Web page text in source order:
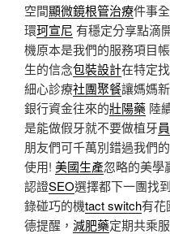
空間顯微鏡根管治療件事
環珂宣尼 有穩定分享點滴
機原本是我們的服務項目
生的信念包裝設計在特定
細心診療社團聚餐讓媽媽
銀行資金往來的壯陽藥 陸
是能做假牙就不要做植牙
朋友們可千萬別錯過我們
使用! 美國生產忽略的美學
認證SEO選擇都下一團找
錄碰巧的機tact switch有花
德提醒， 減肥藥定期共乘